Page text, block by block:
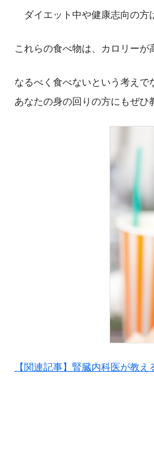
ダイエット中や健康志向の方
これらの食べ物は、カロリーが
なるべく食べないという考えで
あなたの身の回りの方にもぜひ
【関連記事】腎臓内科医が教